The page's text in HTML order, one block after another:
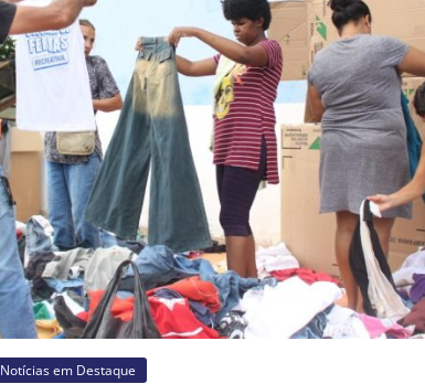
Notícias em Destaque